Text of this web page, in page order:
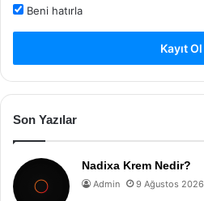
Beni hatırla
Kayıt Ol
Son Yazılar
Nadixa Krem Nedir?
Admin 9 Ağustos 2026